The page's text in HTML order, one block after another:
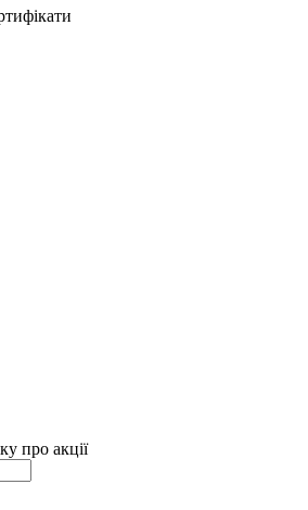
про акції